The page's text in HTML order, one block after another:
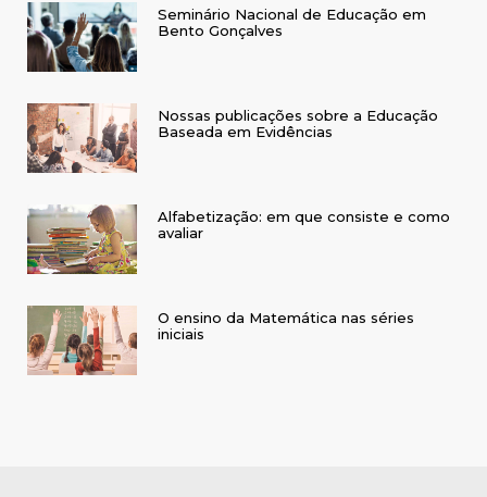
Seminário Nacional de Educação em
Bento Gonçalves
Nossas publicações sobre a Educação
Baseada em Evidências
Alfabetização: em que consiste e como
avaliar
O ensino da Matemática nas séries
iniciais